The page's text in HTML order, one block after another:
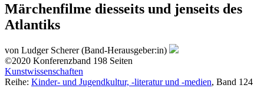
Märchenfilme diesseits und jenseits des
Atlantiks
von Ludger Scherer (Band-Herausgeber:in)
©2020 Konferenzband 198 Seiten
Kunstwissenschaften
Reihe: Kinder- und Jugendkultur, -literatur und -medien, Band 124